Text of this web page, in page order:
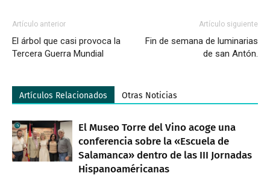
Artículo anterior
El árbol que casi provoca la
Tercera Guerra Mundial
Artículo siguiente
Fin de semana de luminarias
de san Antón.
Artículos Relacionados Otras Noticias
El Museo Torre del Vino acoge una
conferencia sobre la «Escuela de
Salamanca» dentro de las III Jornadas
Hispanoaméricanas